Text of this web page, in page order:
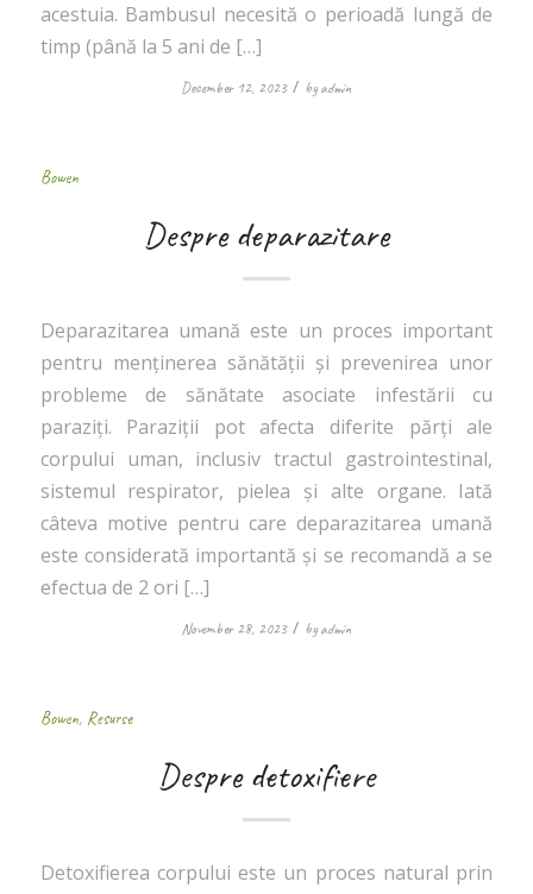
acestuia. Bambusul necesită o perioadă lungă de
timp (până la 5 ani de […]
December 12, 2023 / byadmin
Bowen
Despre deparazitare
Deparazitarea umană este un proces important
pentru menținerea sănătății și prevenirea unor
probleme de sănătate asociate infestării cu
paraziți. Paraziții pot afecta diferite părți ale
corpului uman, inclusiv tractul gastrointestinal,
sistemul respirator, pielea și alte organe. Iată
câteva motive pentru care deparazitarea umană
este considerată importantă și se recomandă a se
efectua de 2 ori […]
November 28, 2023 / byadmin
Bowen, Resurse
Despre detoxifiere
Detoxifierea corpului este un proces natural prin